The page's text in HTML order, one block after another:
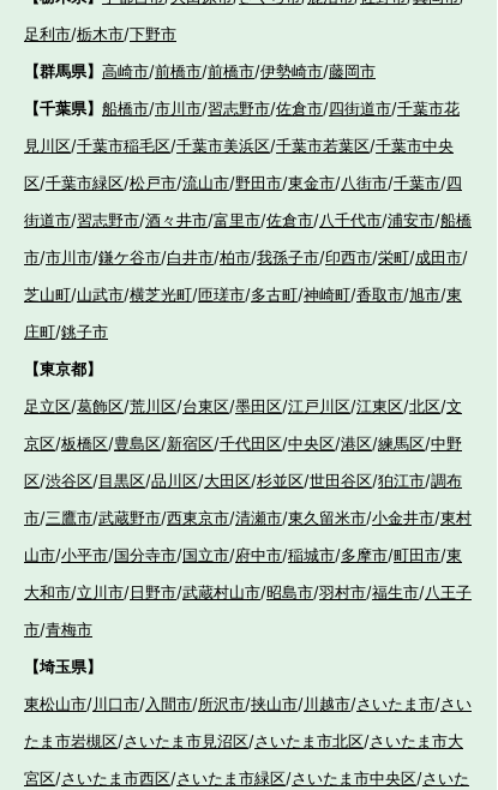
足利市/栃木市/下野市
【群馬県】 高崎市/前橋市/前橋市/伊勢崎市/藤岡市
【千葉県】 船橋市/市川市/習志野市/佐倉市/四街道市/千葉市花
見川区/千葉市稲毛区/千葉市美浜区/千葉市若葉区/千葉市中央
区/千葉市緑区/松戸市/流山市/野田市/東金市/八街市/千葉市/四
街道市/習志野市/酒々井市/富里市/佐倉市/八千代市/浦安市/船橋
市/市川市/鎌ケ谷市/白井市/柏市/我孫子市/印西市/栄町/成田市/
芝山町/山武市/横芝光町/匝瑳市/多古町/神崎町/香取市/旭市/東
庄町/銚子市
【東京都】
足立区/葛飾区/荒川区/台東区/墨田区/江戸川区/江東区/北区/文
京区/板橋区/豊島区/新宿区/千代田区/中央区/港区/練馬区/中野
区/渋谷区/目黒区/品川区/大田区/杉並区/世田谷区/狛江市/調布
市/三鷹市/武蔵野市/西東京市/清瀬市/東久留米市/小金井市/東村
山市/小平市/国分寺市/国立市/府中市/稲城市/多摩市/町田市/東
大和市/立川市/日野市/武蔵村山市/昭島市/羽村市/福生市/八王子
市/青梅市
【埼玉県】
東松山市/川口市/入間市/所沢市/挟山市/川越市/さいたま市/さい
たま市岩槻区/さいたま市見沼区/さいたま市北区/さいたま市大
宮区/さいたま市西区/さいたま市緑区/さいたま市中央区/さいた